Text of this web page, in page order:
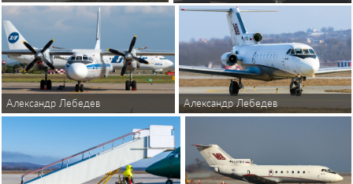
Александр Лебедев Александр Лебедев